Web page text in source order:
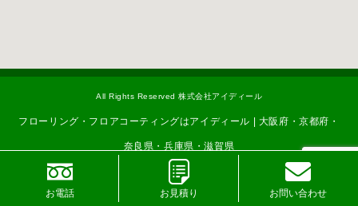
All Rights Reserved 株式会社アイディール
フローリング・フロアコーティングはアイディール | 大阪府・京都府・
奈良県・兵庫県・滋賀県
お電話 お見積り お問い合わせ